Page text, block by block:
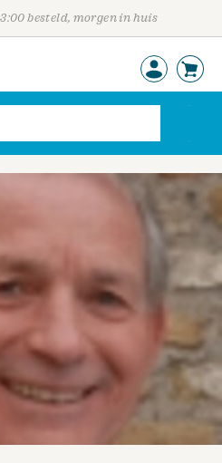
besteld, morgen in huis